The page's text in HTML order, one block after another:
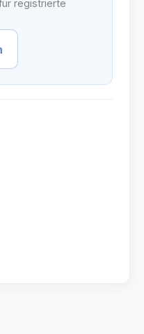
registrierte